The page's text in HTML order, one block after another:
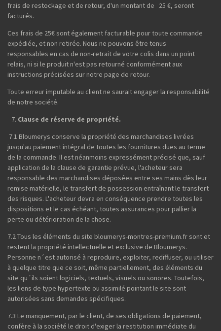
frais de restockage et de retour, d'un montant de 25 €, seront
facturés.
Ces frais de 25€ sont également facturable pour toute commande
expédiée, et non retirée. Nous ne pouvons être tenus
responsables en cas de non-retrait de votre colis dans un point
relais, ni si le produit n'est pas retourné conformément aux
instructions précisées sur notre page de retour.
Toute erreur imputable au client ne saurait engager la responsabilité
de notre société.
Clause de réserve de propriété.
7.1 Bloumerys conserve la propriété des marchandises livrées
jusqu'au paiement intégral de toutes les fournitures dues au terme
de la commande. Il est néanmoins expressément précisé que, sauf
application de la clause de garantie prévue, l'acheteur sera
responsable des marchandises déposées entre ses mains dès leur
remise matérielle, le transfert de possession entraînant le transfert
des risques. L'acheteur devra en conséquence prendre toutes les
dispositions et le cas échéant, toutes assurances pour pallier la
perte ou détérioration de la chose.
7.2 Tous les éléments du site bloumerys-montres-premium.fr sont et
restent la propriété intellectuelle et exclusive de Bloumerys.
Personne n´est autorisé à reproduire, exploiter, rediffuser, ou utiliser
à quelque titre que ce soit, même partiellement, des éléments du
site qu´ils soient logiciels, textuels, visuels ou sonores. Toutefois,
les liens de type hypertexte ou assimilé pointant le site sont
autorisées sans demandes spécifiques.
7.3 Le manquement, par le client, de ses obligations de paiement,
confère à la société le droit d'exiger la restitution immédiate du